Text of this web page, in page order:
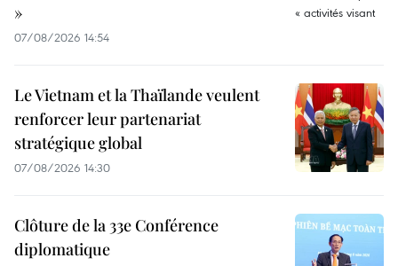
»
07/08/2026 14:54
Le Vietnam et la Thaïlande veulent
renforcer leur partenariat
stratégique global
07/08/2026 14:30
Clôture de la 33e Conférence
diplomatique